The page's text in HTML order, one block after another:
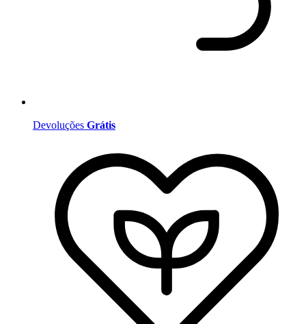
Devoluções Grátis